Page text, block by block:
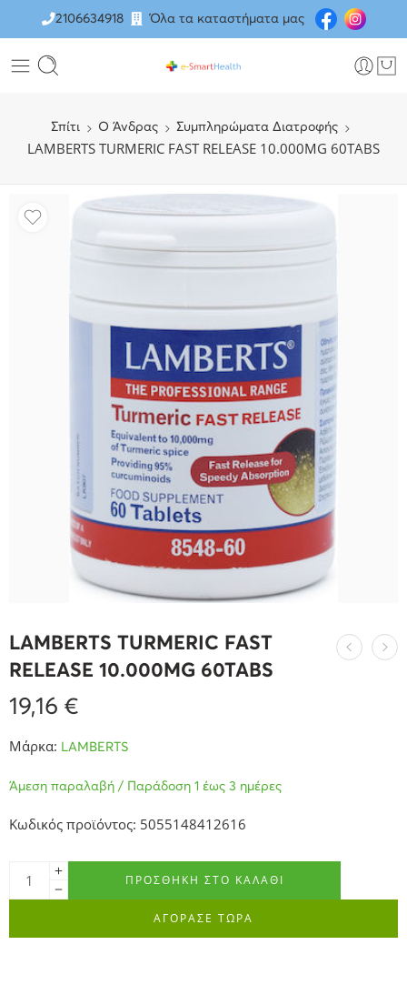
2106634918 Όλα τα καταστήματα μας
Σπίτι O Άνδρας Συμπληρώματα Διατροφής
LAMBERTS TURMERIC FAST RELEASE 10.000MG 60TABS
LAMBERTS TURMERIC FAST
RELEASE 10.000MG 60TABS
19,16 €
Μάρκα: LAMBERTS
Άμεση παραλαβή / Παράδοση 1 έως 3 ημέρες
Κωδικός προϊόντος: 5055148412616
ΠΡΟΣΘΉΚΗ ΣΤΟ ΚΑΛΆΘΙ
ΑΓΟΡΑΣΕ ΤΩΡΑ